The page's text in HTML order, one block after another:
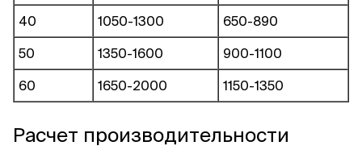
40 1050-1300 650-890
50 1350-1600 900-1100
60 1650-2000 1150-1350
Расчет производительности